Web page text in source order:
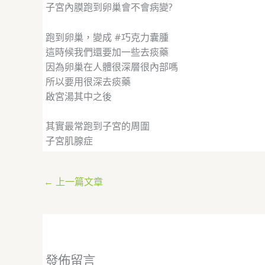
子宮內膜跑到卵巢會不會病變?
跑到卵巢，變成 #巧克力囊腫
這時候我們還要加一些去痰藥
因為卵巢在人體很深層很內部嗎
所以要用很深去痰藥
啟宮湯其中之後
其實最常跑到子宮的周圍
子宮肌腺症
← 上一篇文章
發佈留言